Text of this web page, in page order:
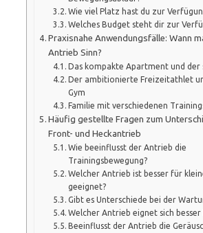
Wie viel Platz hast du zur
Welches Budget steht dir zur
Praxisnahe Anwendungsfälle: Wann
Antrieb Sinn?
Das kompakte Apartment und der
Der ambitionierte Freizeitathlet
Gym
Familie mit verschiedenen
Häufig gestellte Fragen zum
Front- und Heckantrieb
Wie beeinflusst der Antrieb die
Trainingsbewegung?
Welcher Antrieb ist besser für
geeignet?
Gibt es Unterschiede bei der
Welcher Antrieb eignet sich
Beeinflusst der Antrieb die